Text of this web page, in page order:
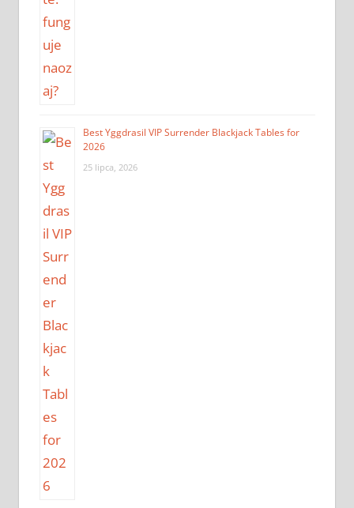
Best Yggdrasil VIP Surrender Blackjack Tables for
2026
25 lipca, 2026